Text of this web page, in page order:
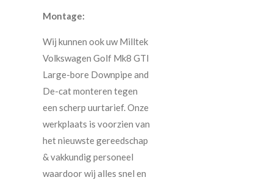
Montage:
Wij kunnen ook uw Milltek
Volkswagen Golf Mk8 GTI
Large-bore Downpipe and
De-cat monteren tegen
een scherp uurtarief. Onze
werkplaats is voorzien van
het nieuwste gereedschap
& vakkundig personeel
waardoor wij alles snel en